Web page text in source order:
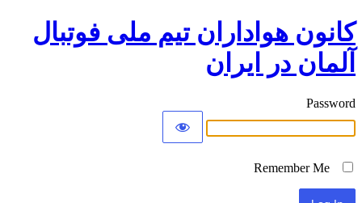
کانون هواداران تیم ملی فوتبال
آلمان در ایران
Password
Remember Me